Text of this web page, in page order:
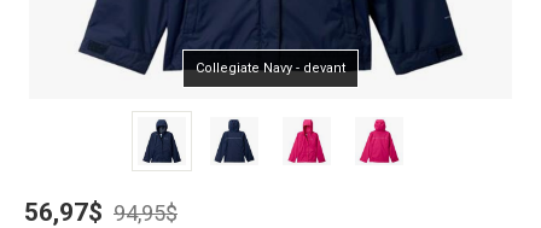
Collegiate Navy - devant
56,97$ 94,95$